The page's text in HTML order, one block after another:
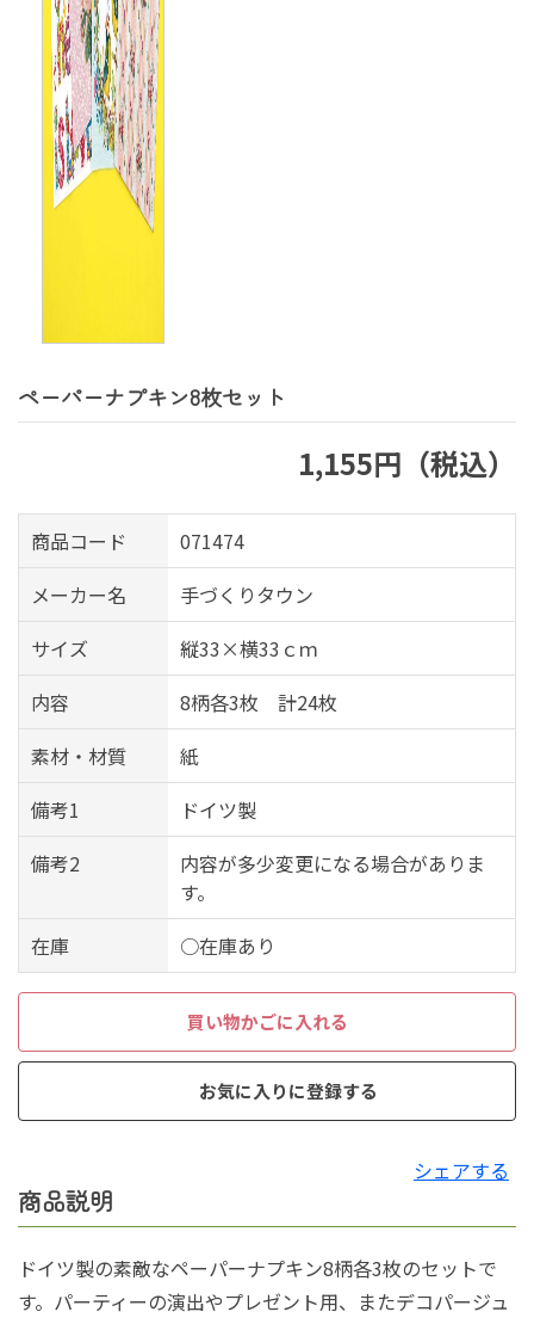
ペーパーナプキン8枚セット
1,155円（税込）
商品コード
071474
メーカー名
手づくりタウン
サイズ
縦33×横33ｃｍ
内容
8柄各3枚 計24枚
素材・材質
紙
備考1
ドイツ製
備考2
内容が多少変更になる場合がありま
す。
在庫
○在庫あり
買い物かごに入れる
お気に入りに登録する
シェアする
商品説明
ドイツ製の素敵なペーパーナプキン8柄各3枚のセットで
す。パーティーの演出やプレゼント用、またデコパージュ